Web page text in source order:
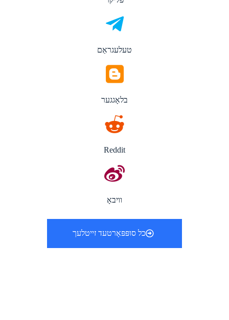
טעלעגראַם
בלאָגגער
Reddit
וויבאָ
כל סופּפּאָרטעד זייטלעך